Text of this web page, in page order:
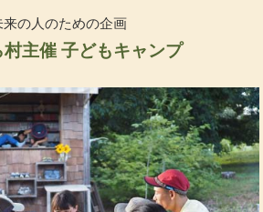
来の人のための企画
村主催 子どもキャンプ